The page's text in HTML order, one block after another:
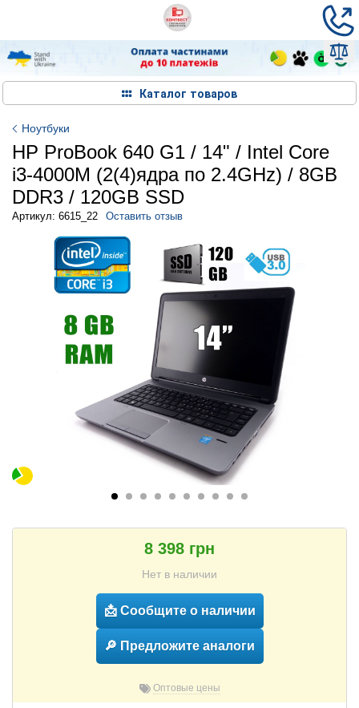
Каталог товаров
Ноутбуки
HP ProBook 640 G1 / 14" / Intel Core
i3-4000M (2(4)ядра по 2.4GHz) / 8GB
DDR3 / 120GB SSD
Артикул: 6615_22 Оставить отзыв
8 398 грн
Нет в наличии
📩 Сообщите о наличии
🔎 Предложите аналоги
Оптовые цены